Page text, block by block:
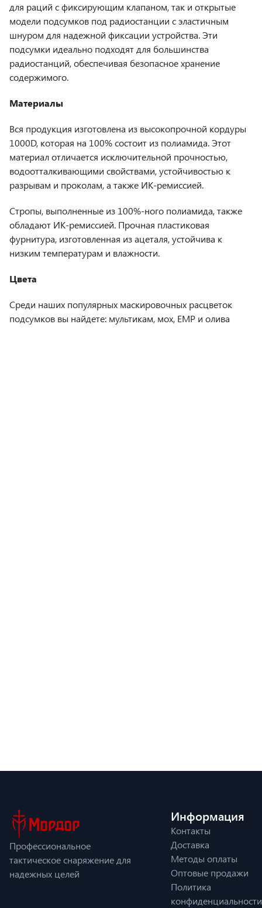
для раций с фиксирующим клапаном, так и открытые
модели подсумков под радиостанции с эластичным
шнуром для надежной фиксации устройства. Эти
подсумки идеально подходят для большинства
радиостанций, обеспечивая безопасное хранение
содержимого.
Материалы
Вся продукция изготовлена из высокопрочной кордуры
1000D, которая на 100% состоит из полиамида. Этот
материал отличается исключительной прочностью,
водоотталкивающими свойствами, устойчивостью к
разрывам и проколам, а также ИК-ремиссией.
Стропы, выполненные из 100%-ного полиамида, также
обладают ИК-ремиссией. Прочная пластиковая
фурнитура, изготовленная из ацеталя, устойчива к
низким температурам и влажности.
Цвета
Среди наших популярных маскировочных расцветок
подсумков вы найдете: мультикам, мох, ЕМР и олива
Профессиональное
тактическое снаряжение для
надежных целей
Информация
Контакты
Доставка
Методы оплаты
Оптовые продажи
Политика
конфиденциальности